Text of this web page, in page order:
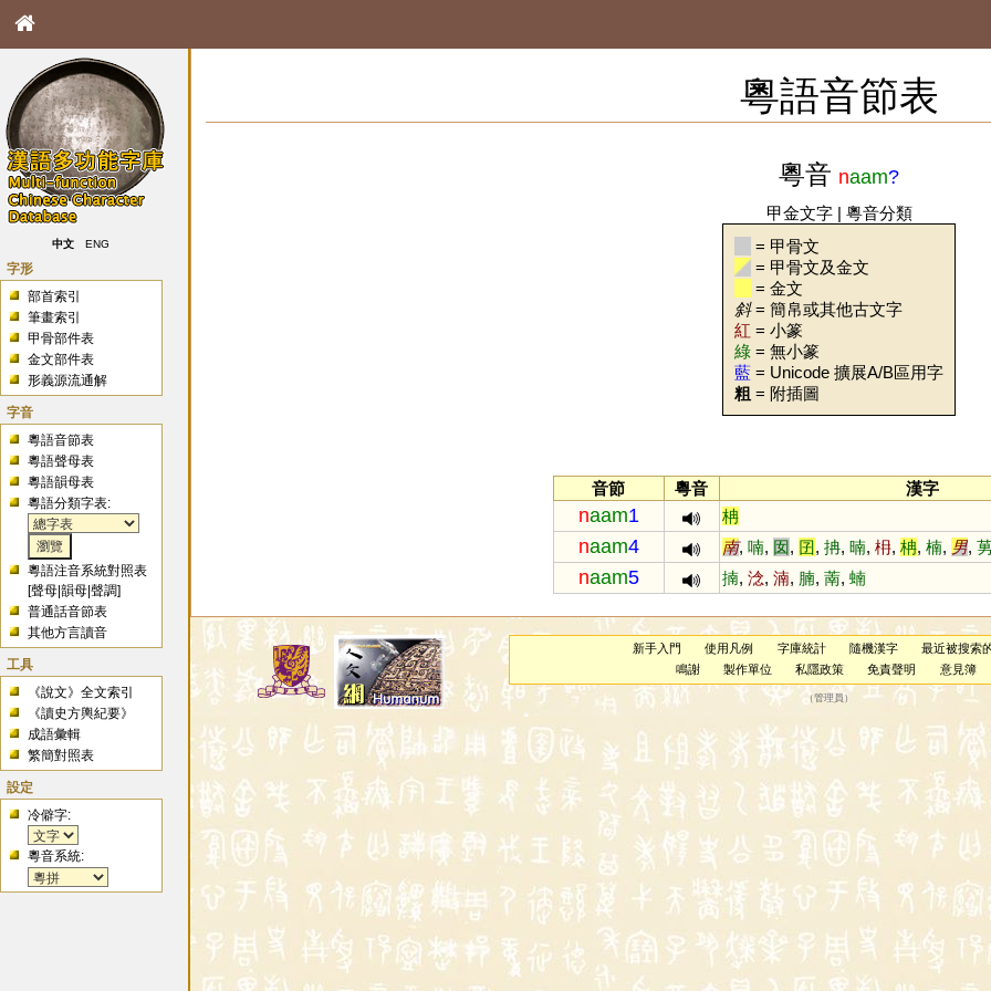
中文 ENG
字形
部首索引
筆畫索引
甲骨部件表
金文部件表
形義源流通解
字音
粵語音節表
粵語聲母表
粵語韻母表
粵語分類字表:
粵語注音系統對照表
[聲母 |韻母 |聲調]
普通話音節表
其他方言讀音
工具
《說文》全文索引
《讀史方輿紀要》
成語彙輯
繁簡對照表
設定
冷僻字:
粵音系統:
粵語音節表
粵音 naam?
甲金文字| 粵音分類
= 甲骨文
= 甲骨文及金文
= 金文
斜= 簡帛或其他古文字
紅 = 小篆
綠 = 無小篆
藍 = Unicode 擴展A/B區用字
粗 = 附插圖
音節 粵音 漢字
naam1 柟
naam4 南,喃, 囡, 囝 ,抩,暔,枏,柟,楠, 男,
naam5 揇,淰,湳, 腩,萳,蝻
新手入門 使用凡例 字庫統計 隨機漢字
最近被搜索
鳴謝
製作單位 私隱政策 免責聲明 意見簿
（管理員 ）